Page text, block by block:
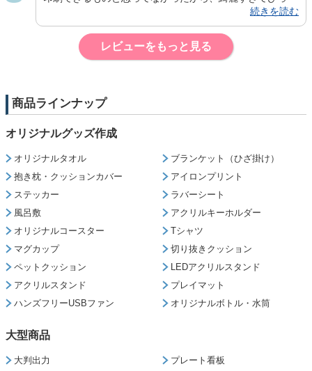
りしました！とても可愛くて、お気に入りです！本当にあ
りがとうございました！また機会があればよろしくお願い
続きを読む
レビューをもっと見る
商品ラインナップ
オリジナルグッズ作成
オリジナルタオル
ブランケット（ひざ掛け）
抱き枕・クッションカバー
アイロンプリント
ステッカー
ラバーシート
風呂敷
アクリルキーホルダー
オリジナルコースター
Tシャツ
マグカップ
切り抜きクッション
ペットクッション
LEDアクリルスタンド
アクリルスタンド
プレイマット
ハンズフリーUSBファン
オリジナルボトル・水筒
大型商品
大判出力
プレート看板